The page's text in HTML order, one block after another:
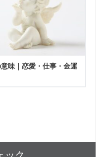
味｜恋愛・仕事・金運